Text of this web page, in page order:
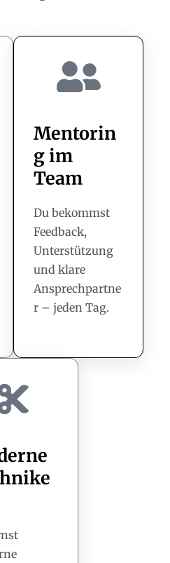
Mentorin
g im
Team
Du bekommst
Feedback,
Unterstützung
und klare
Ansprechpartne
r – jeden Tag.